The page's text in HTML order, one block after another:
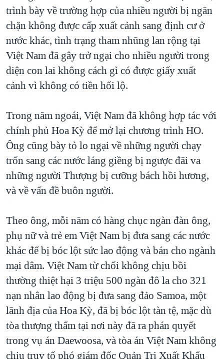
trình bày về trường hợp của nhiều người bị ngăn
chặn không được cấp xuất cảnh sang định cư ở
nước khác, tình trạng tham nhũng lan rộng tại
Việt Nam đã gây trở ngại cho nhiều người trong
diện con lai không cách gì có được giấy xuất
cảnh vì không có tiền hối lộ.
Trong năm ngoái, Việt Nam đã không hợp tác với
chính phủ Hoa Kỳ để mở lại chương trình HO.
Ông cũng bày tỏ lo ngại về những người chạy
trốn sang các nước láng giềng bị ngược đãi va
những người Thượng bị cưỡng bách hồi hương,
và về vấn đề buôn người.
Theo ông, mỗi năm có hàng chục ngàn đàn ông,
phụ nữ và trẻ em Việt Nam bị đưa sang các nước
khác để bị bóc lột sức lao động và bán cho ngành
mại dâm. Việt Nam từ chối không chịu bồi
thường thiệt hại 3 triệu 500 ngàn đô la cho 321
nạn nhân lao động bị đưa sang đảo Samoa, một
lãnh địa của Hoa Kỳ, đã bị bóc lột tàn tệ, mặc dù
tòa thượng thẩm tại nơi này đã ra phán quyết
trong vụ án Daewoosa, và tòa án Việt Nam không
chịu truy tố phó giám đốc Quản Trị Xuất Khẩu